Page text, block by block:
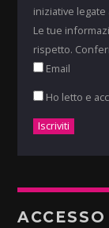
iniziative
Le tue
rispetto.
Email
Ho letto e